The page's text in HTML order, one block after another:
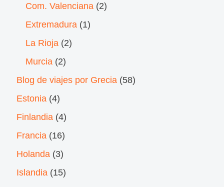
Com. Valenciana (2)
Extremadura (1)
La Rioja (2)
Murcia (2)
Blog de viajes por Grecia (58)
Estonia (4)
Finlandia (4)
Francia (16)
Holanda (3)
Islandia (15)